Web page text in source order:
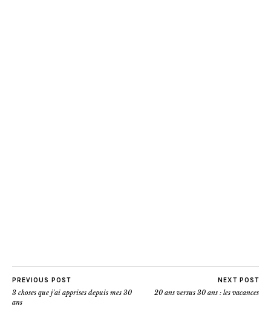
PREVIOUS POST
3 choses que j’ai apprises depuis mes 30
ans
NEXT POST
20 ans versus 30 ans : les vacances